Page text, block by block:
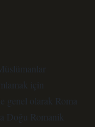
için
genel olarak Roma
Doğu Romanik